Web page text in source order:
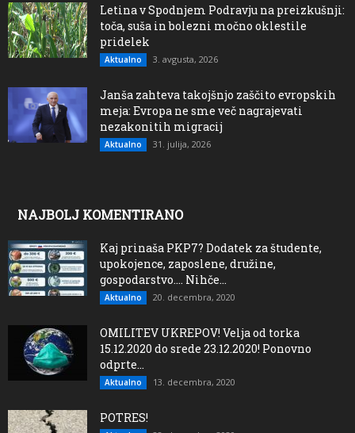
Letina v Spodnjem Podravju na preizkušnji:
toča, suša in bolezni močno oklestile
pridelek
Aktualno 3. avgusta, 2026
Janša zahteva takojšnjo zaščito evropskih
meja: Evropa ne sme več nagrajevati
nezakonitih migracij
Aktualno 31. julija, 2026
NAJBOLJ KOMENTIRANO
Kaj prinaša PKP7? Dodatek za študente,
upokojence, zaposlene, družine,
gospodarstvo…. Nihče...
Aktualno 20. decembra, 2020
OMILITEV UKREPOV! Velja od torka
15.12.2020 do srede 23.12.2020! Ponovno
odprte...
Aktualno 13. decembra, 2020
POTRES!